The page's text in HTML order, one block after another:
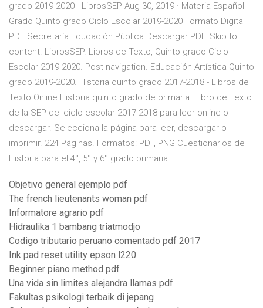
grado 2019-2020 - LibrosSEP Aug 30, 2019 · Materia Español
Grado Quinto grado Ciclo Escolar 2019-2020 Formato Digital
PDF Secretaría Educación Pública Descargar PDF. Skip to
content. LibrosSEP. Libros de Texto, Quinto grado Ciclo
Escolar 2019-2020. Post navigation. Educación Artística Quinto
grado 2019-2020. Historia quinto grado 2017-2018 - Libros de
Texto Online Historia quinto grado de primaria. Libro de Texto
de la SEP del ciclo escolar 2017-2018 para leer online o
descargar. Selecciona la página para leer, descargar o
imprimir. 224 Páginas. Formatos: PDF, PNG Cuestionarios de
Historia para el 4°, 5° y 6° grado primaria
Objetivo general ejemplo pdf
The french lieutenants woman pdf
Informatore agrario pdf
Hidraulika 1 bambang triatmodjo
Codigo tributario peruano comentado pdf 2017
Ink pad reset utility epson l220
Beginner piano method pdf
Una vida sin limites alejandra llamas pdf
Fakultas psikologi terbaik di jepang